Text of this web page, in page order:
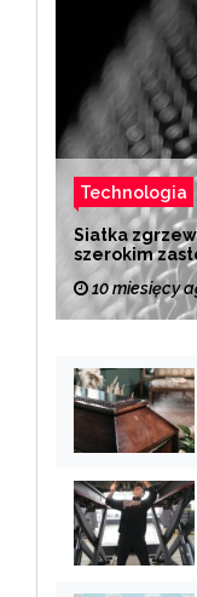
Technologia
Siatka
szerokim
10 miesięcy